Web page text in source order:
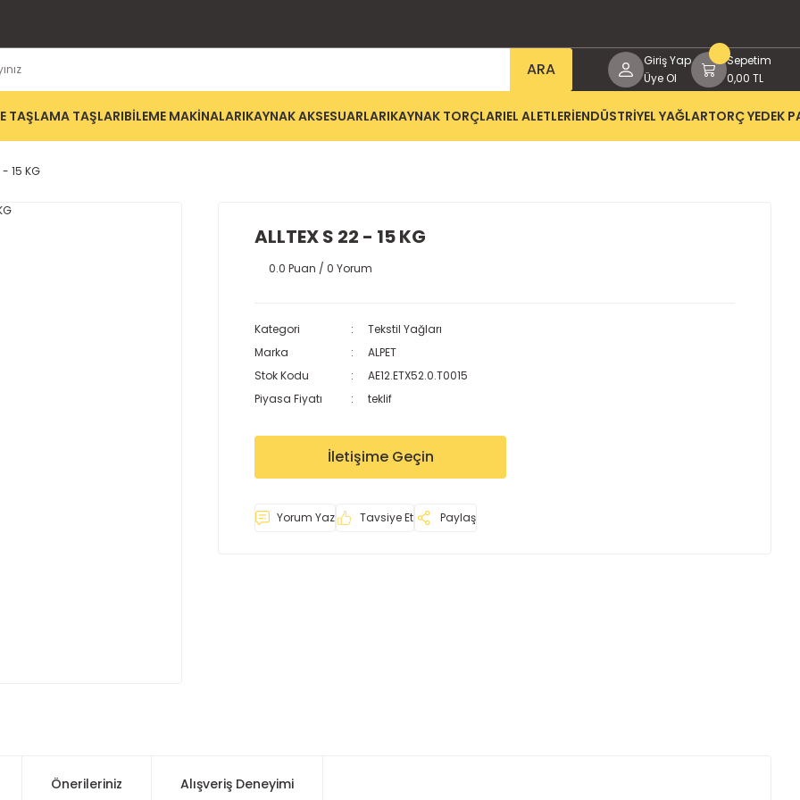
ARA
Giriş Yap
Üye Ol
Sepetim
0,00 TL
TAŞLAMA TAŞLARIBİLEME MAKİNALARIKAYNAK AKSESUARLARIKAYNAK TORÇLARIEL ALETLERİENDÜSTRİYEL YAĞLARTORÇ YEDEK
- 15 KG
ALLTEX S 22 - 15 KG
0.0 Puan / 0 Yorum
Kategori
Tekstil Yağları
Marka
ALPET
Stok Kodu
AE12.ETX52.0.T0015
Piyasa Fiyatı
teklif
İletişime Geçin
Yorum Yaz Tavsiye Et Paylaş
Önerileriniz Alışveriş Deneyimi